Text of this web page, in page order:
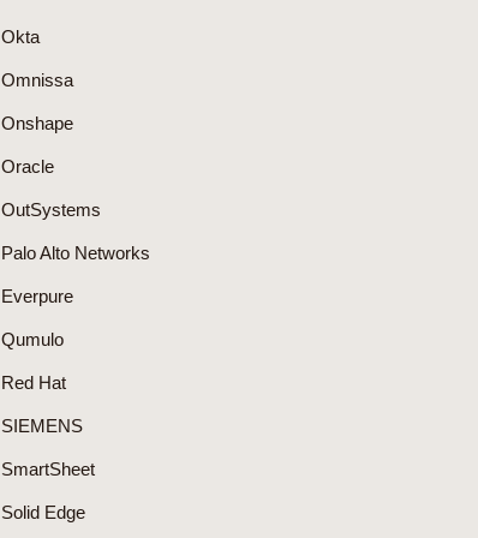
Okta
Omnissa
Onshape
Oracle
OutSystems
Palo Alto Networks
Everpure
Qumulo
Red Hat
SIEMENS
SmartSheet
Solid Edge